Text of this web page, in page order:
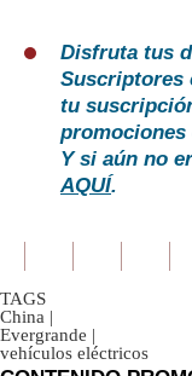
Disfruta tus
Suscriptores
tu
Y si aún no
AQUÍ.
TAGS
China |
Evergrande |
vehículos eléctricos